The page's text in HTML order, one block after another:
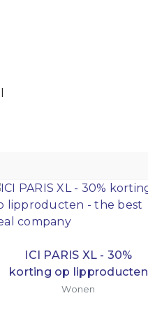
ICI PARIS XL - 30%
korting op lipproducten
Wonen